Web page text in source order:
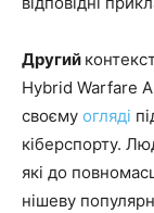
Другий
Hybrid Warfare
своєму огляді
кіберспорту.
які до
нішеву